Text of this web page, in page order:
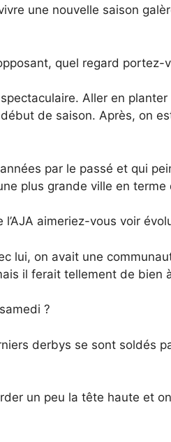
une nouvelle saison
quel regard
Aller en
de saison. Après, on
par le passé et qui
plus grande ville en terme
aimeriez-vous voir
lui, on avait une
il ferait tellement de
?
derbys se sont soldés
un peu la tête haute et